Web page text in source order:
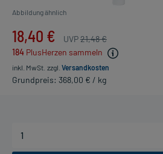
Abbildung ähnlich
18,40 € UVP21,48 €
184 PlusHerzen sammeln
inkl. MwSt. zzgl. Versandkosten
Grundpreis: 368,00 € / kg